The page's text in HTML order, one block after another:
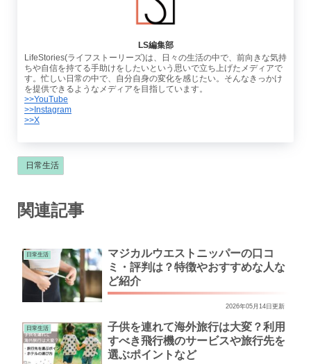
LS編集部
LifeStories(ライフストーリーズ)は、日々の生活の中で、前向きな気持
ちや自信を持てる手助けをしたいという思いで立ち上げたメディアで
す。忙しい日常の中で、自分自身の変化を感じたい。そんなきっかけ
を提供できるようなメディアを目指しています。
>>YouTube
>>Instagram
>>X
日常生活
関連記事
日常生活
マジカルウエストニッパーの口コ
ミ・評判は？特徴やおすすめな人な
ど紹介
2026年05月14日更新
日常生活
子供を連れて海外旅行は大変？利用
すべき飛行機のサービスや旅行先を
選ぶポイントなど